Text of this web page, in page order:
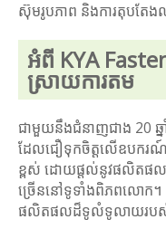
ស៊ុមរូបភាព និងការតុបតែង
អំពី KYA
ស្រាយការតម
ជាមួយនឹងជំនាញជាង 20 ឆ្ន
ដែលជឿទុកចិត្តលើឧបក
ខ្ពស់ ដោយផ្តល់នូវផលិតផល
ច្រើននៅទូទាំងពិភពលោ
ផលិតផលដ៏ទូលំទូលាយរប